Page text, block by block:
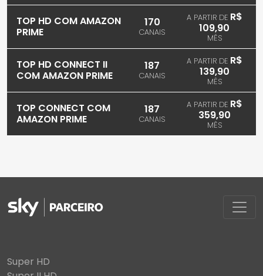
TOP HD COM AMAZON
PRIME
170
CANAIS
A PARTIR DE R$
109,90
MÊS
TOP HD CONNECT II
COM AMAZON PRIME
187
CANAIS
A PARTIR DE R$
139,90
MÊS
TOP CONNECT COM
AMAZON PRIME
187
CANAIS
A PARTIR DE R$
359,90
MÊS
Super HD